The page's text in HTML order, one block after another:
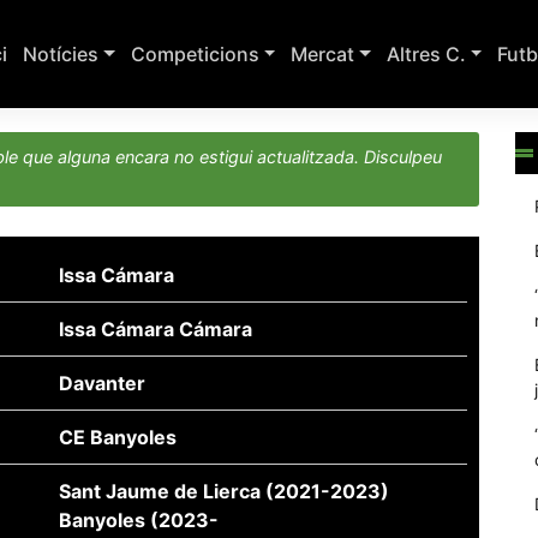
Notícies Competicions Mercat Altres C.
que alguna encara no estigui actualitzada. Disculpeu
Issa Cámara
Issa Cámara Cámara
Davanter
CE Banyoles
Sant Jaume de Lierca (2021-2023)
Banyoles (2023-